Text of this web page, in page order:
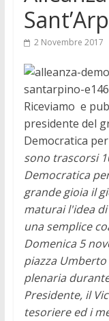
2 Novembre 2017
Riceviamo e
presidente del
Democratica per
sono trascorsi
Democratica
grande gioia il
maturai l'idea
una semplice
Domenica 5
piazza
plenaria
Presidente, il
tesoriere ed i